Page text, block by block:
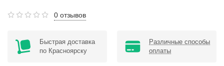
0 отзывов
Быстрая доставка
по Красноярску
Различные способы
оплаты